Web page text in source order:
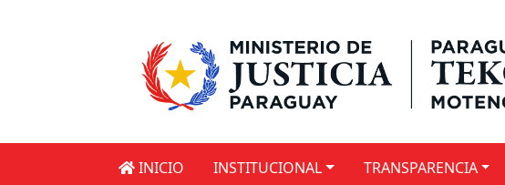
INICIO INSTITUCIONAL TRANSPARENCIA